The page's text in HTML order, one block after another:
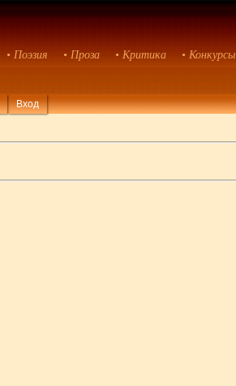
• Поэзия • Проза • Критика • Конкурсы
Вход